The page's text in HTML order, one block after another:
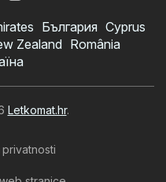
България Cyprus
Zealand România
Letkomat.hr.